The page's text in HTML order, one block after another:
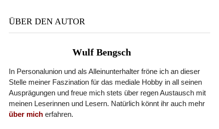
ÜBER DEN AUTOR
Wulf Bengsch
In Personalunion und als Alleinunterhalter fröne ich an dieser
Stelle meiner Faszination für das mediale Hobby in all seinen
Ausprägungen und freue mich stets über regen Austausch mit
meinen Leserinnen und Lesern. Natürlich könnt ihr auch mehr
über micherfahren.